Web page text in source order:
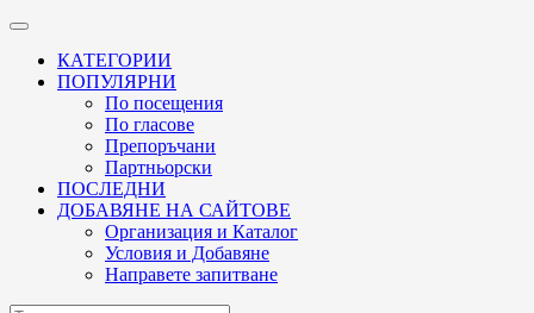
КАТЕГОРИИ
ПОПУЛЯРНИ
По посещения
По гласове
Препоръчани
Партньорски
ПОСЛЕДНИ
ДОБАВЯНЕ НА САЙТОВЕ
Организация и Каталог
Условия и Добавяне
Направете запитване